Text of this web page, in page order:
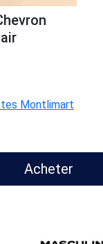
Montlimart
Acheter